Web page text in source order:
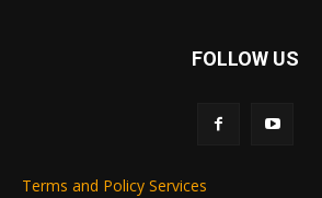
FOLLOW US
Terms and Policy Services